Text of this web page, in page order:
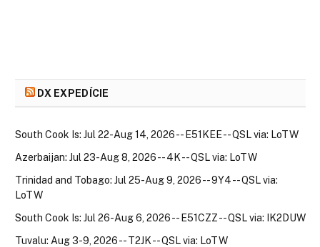
DX EXPEDÍCIE
South Cook Is: Jul 22-Aug 14, 2026 -- E51KEE -- QSL via: LoTW
Azerbaijan: Jul 23-Aug 8, 2026 -- 4K -- QSL via: LoTW
Trinidad and Tobago: Jul 25-Aug 9, 2026 -- 9Y4 -- QSL via:
LoTW
South Cook Is: Jul 26-Aug 6, 2026 -- E51CZZ -- QSL via: IK2DUW
Tuvalu: Aug 3-9, 2026 -- T2JK -- QSL via: LoTW